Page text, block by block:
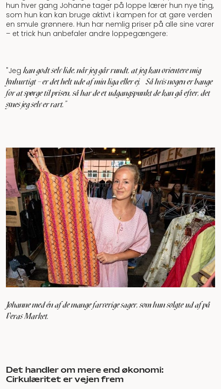
hun hver gang Johanne tager på loppe lærer hun nye ting,
som hun kan kan bruge aktivt i kampen for at gøre verden
en smule grønnere. Hun har nemlig priser på alle sine varer
– et trick hun anbefaler andre loppegængere:
"Jeg kan godt selv lide, når jeg går rundt, at jeg kan orientere mig
lynhurtigt – er det helt ude af min liga eller ej. Så hvis nogen er bange
for at spørge til prisen, så har de et udgangspunkt de kan gå efter, det
synes jeg selv er rart.”
Johanne med én af de mange farverige sager, som hun solgte ud af på
Veras Market.
Det handler om mere end økonomi:
Cirkulæritet er vejen frem